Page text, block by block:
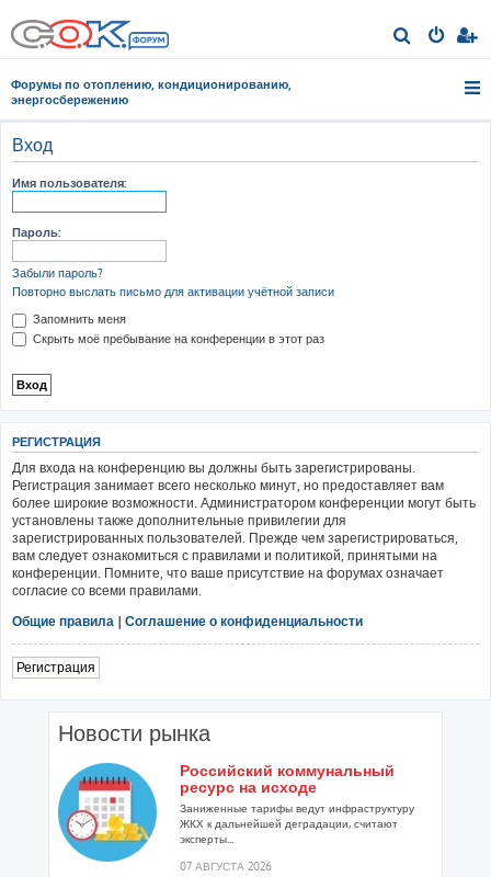
о
Форумы по отоплению, кондиционированию,
энергосбережению
Вход
Имя пользователя:
Пароль:
Забыли пароль?
Повторно выслать письмо для активации учётной записи
Запомнить меня
Скрыть моё пребывание на конференции в этот раз
РЕГИСТРАЦИЯ
Для входа на конференцию вы должны быть зарегистрированы.
Регистрация занимает всего несколько минут, но предоставляет вам
более широкие возможности. Администратором конференции могут быть
установлены также дополнительные привилегии для
зарегистрированных пользователей. Прежде чем зарегистрироваться,
вам следует ознакомиться с правилами и политикой, принятыми на
конференции. Помните, что ваше присутствие на форумах означает
согласие со всеми правилами.
Общие правила | Соглашение о конфиденциальности
Регистрация
Новости рынка
Российский коммунальный
ресурс на исходе
Заниженные тарифы ведут инфраструктуру
ЖКХ к дальнейшей деградации, считают
эксперты...
07 АВГУСТА 2026